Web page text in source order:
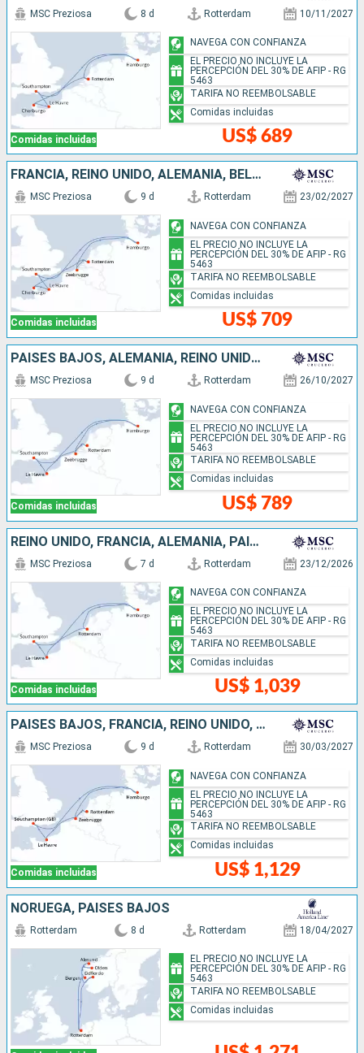
Comidas incluidas
MSC Preziosa 8 d Rotterdam 10/11/2027
US$ 689
NAVEGA CON CONFIANZA
EL PRECIO NO INCLUYE LA
PERCEPCIÓN DEL 30% DE AFIP - RG
5463
TARIFA NO REEMBOLSABLE
Comidas incluidas
FRANCIA, REINO UNIDO, ALEMANIA, BÉLGICA, PAISES BAJOS
Comidas incluidas
MSC Preziosa 9 d Rotterdam 23/02/2027
US$ 709
NAVEGA CON CONFIANZA
EL PRECIO NO INCLUYE LA
PERCEPCIÓN DEL 30% DE AFIP - RG
5463
TARIFA NO REEMBOLSABLE
Comidas incluidas
PAISES BAJOS, ALEMANIA, REINO UNIDO, FRANCIA, BÉLGICA
Comidas incluidas
MSC Preziosa 9 d Rotterdam 26/10/2027
US$ 789
NAVEGA CON CONFIANZA
EL PRECIO NO INCLUYE LA
PERCEPCIÓN DEL 30% DE AFIP - RG
5463
TARIFA NO REEMBOLSABLE
Comidas incluidas
REINO UNIDO, FRANCIA, ALEMANIA, PAISES BAJOS
Comidas incluidas
MSC Preziosa 7 d Rotterdam 23/12/2026
US$ 1,039
NAVEGA CON CONFIANZA
EL PRECIO NO INCLUYE LA
PERCEPCIÓN DEL 30% DE AFIP - RG
5463
TARIFA NO REEMBOLSABLE
Comidas incluidas
PAISES BAJOS, FRANCIA, REINO UNIDO, ALEMANIA, BÉLGICA
Comidas incluidas
MSC Preziosa 9 d Rotterdam 30/03/2027
US$ 1,129
NAVEGA CON CONFIANZA
EL PRECIO NO INCLUYE LA
PERCEPCIÓN DEL 30% DE AFIP - RG
5463
TARIFA NO REEMBOLSABLE
Comidas incluidas
NORUEGA, PAISES BAJOS
Rotterdam 8 d Rotterdam 18/04/2027
EL PRECIO NO INCLUYE LA
PERCEPCIÓN DEL 30% DE AFIP - RG
5463
TARIFA NO REEMBOLSABLE
Comidas incluidas